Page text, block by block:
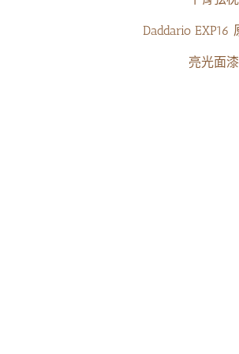
Daddario EXP16
亮光面漆